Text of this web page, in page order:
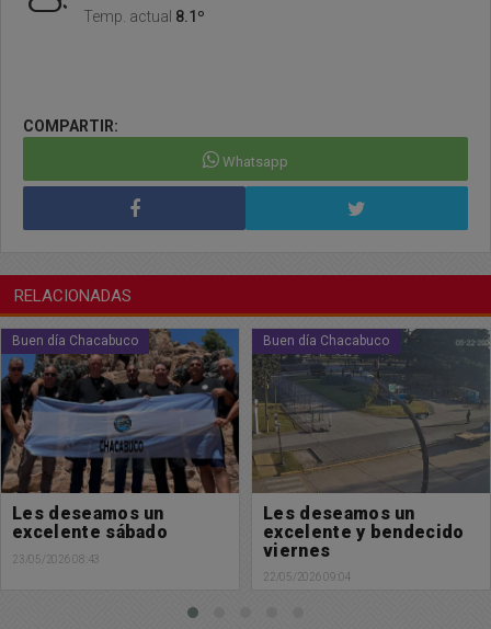
Temp. actual 8.1º
COMPARTIR:
Whatsapp
RELACIONADAS
Buen día Chacabuco
Les deseamos un
excelente y bendecido
viernes
Buen día Chacabuco
Feliz jueves para
tod@s: Les deseamos
una excelente jornada
21/05/2026 08:43